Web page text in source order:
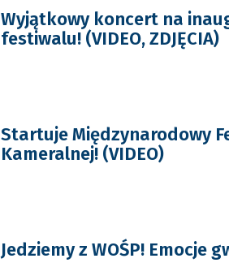
Wyjątkowy koncert na
festiwalu! (VIDEO, ZDJĘCIA)
Startuje Międzynarodowy
Kameralnej! (VIDEO)
Jedziemy z WOŚP! Emocje